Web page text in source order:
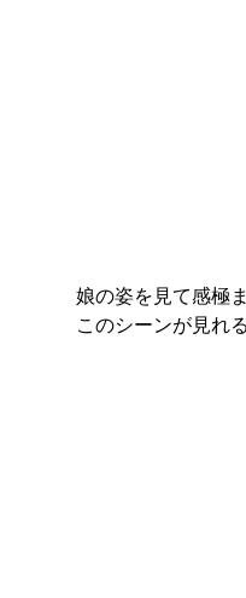
娘の姿を見て感極
このシーンが見れ